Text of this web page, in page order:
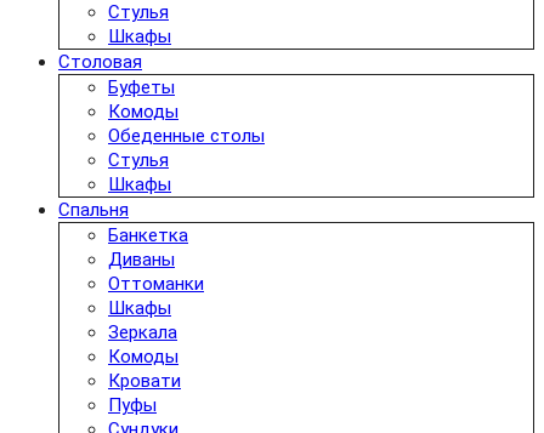
Стулья
Шкафы
Столовая
Буфеты
Комоды
Обеденные столы
Стулья
Шкафы
Спальня
Банкетка
Диваны
Оттоманки
Шкафы
Зеркала
Комоды
Кровати
Пуфы